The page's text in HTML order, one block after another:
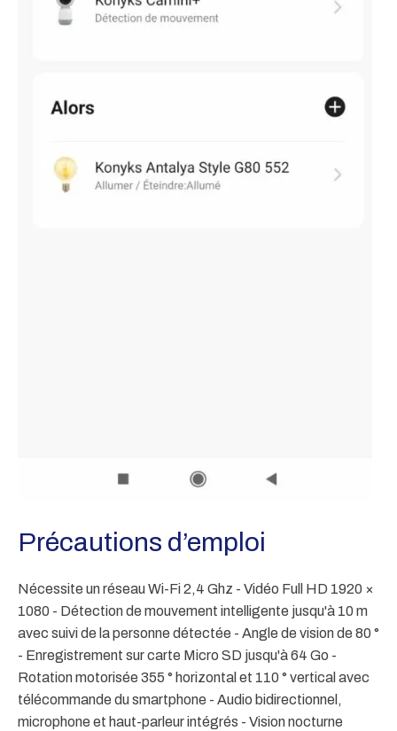
Précautions d’emploi
Nécessite un réseau Wi-Fi 2,4 Ghz - Vidéo Full HD 1920 ×
1080 - Détection de mouvement intelligente jusqu'à 10 m
avec suivi de la personne détectée - Angle de vision de 80 °
- Enregistrement sur carte Micro SD jusqu'à 64 Go -
Rotation motorisée 355 ° horizontal et 110 ° vertical avec
télécommande du smartphone - Audio bidirectionnel,
microphone et haut-parleur intégrés - Vision nocturne